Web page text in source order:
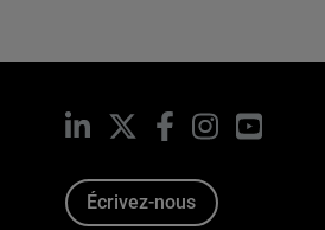
LinkedIn Facebook
InstagramYouTube
Écrivez-nous